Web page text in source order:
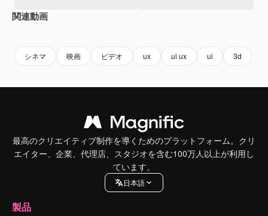
関連動画
シネマ 映画 ビデオ ux ui ux ui 3d
最高のクリエイティブ制作を導くためのプラットフォーム。クリ
エイター、企業、代理店、スタジオを含む100万人以上が利用し
ています。
日本語
製品